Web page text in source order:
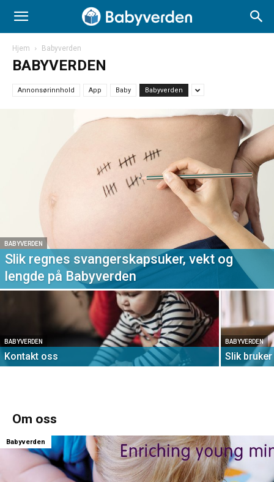
Hjem Babyverden
BABYVERDEN
Annonsørinnhold App Baby Babyverden
BABYVERDEN
Slik regnes svangerskapsuker, vekt og
lengde på Babyverden
BABYVERDEN
Kontakt oss
BABYVERDEN
Slik
Om oss
Babyverden